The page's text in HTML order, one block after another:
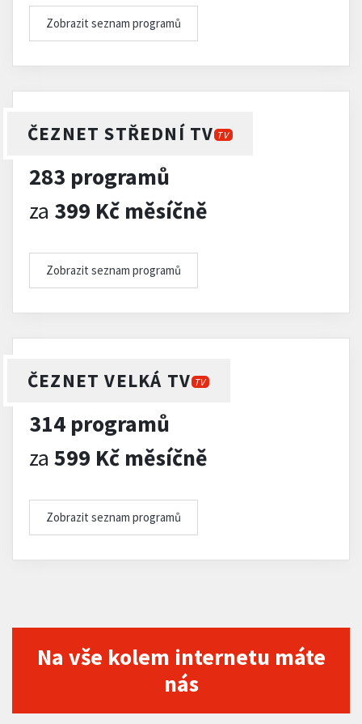
Zobrazit seznam programů
ČEZNET STŘEDNÍ TV TV
283 programů
za 399 Kč měsíčně
Zobrazit seznam programů
ČEZNET VELKÁ TV TV
314 programů
za 599 Kč měsíčně
Zobrazit seznam programů
Na vše kolem internetu máte
nás